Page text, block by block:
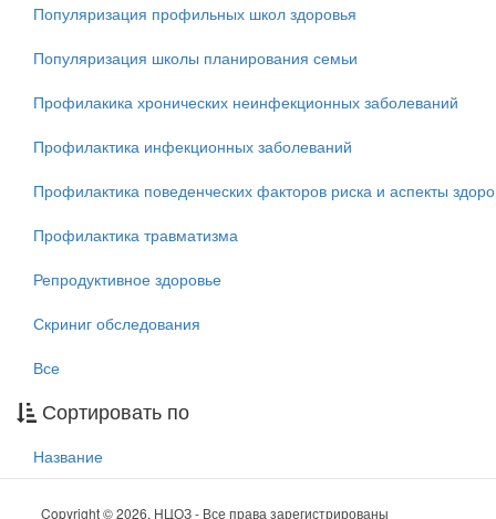
Популяризация профильных школ здоровья
Популяризация школы планирования семьи
Профилакика хронических неинфекционных заболеваний
Профилактика инфекционных заболеваний
Профилактика поведенческих факторов риска и аспекты
Профилактика травматизма
Репродуктивное здоровье
Скриниг обследования
Все
Сортировать по
Название
Copyright © 2026. НЦОЗ - Все права зарегистрированы